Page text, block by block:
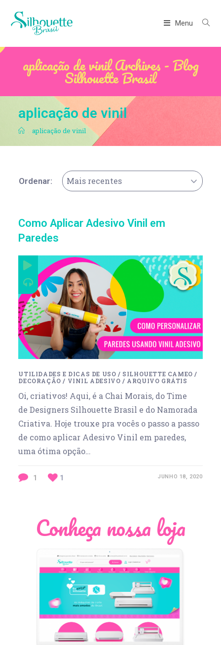
Menu
aplicação de vinil Archives - Blog
Silhouette Brasil
aplicação de vinil
. aplicação de vinil
Ordenar: Mais recentes
Como Aplicar Adesivo Vinil em
Paredes
UTILIDADES E DICAS DE USO / SILHOUETTE CAMEO /
DECORAÇÃO / VINIL ADESIVO / ARQUIVO GRÁTIS
Oi, criativos! Aqui, é a Chai Morais, do Time
de Designers Silhouette Brasil e do Namorada
Criativa. Hoje trouxe pra vocês o passo a passo
de como aplicar Adesivo Vinil em paredes,
uma ótima opção…
1 1 JUNHO 18, 2020
Conheça nossa loja
Léia Pastori